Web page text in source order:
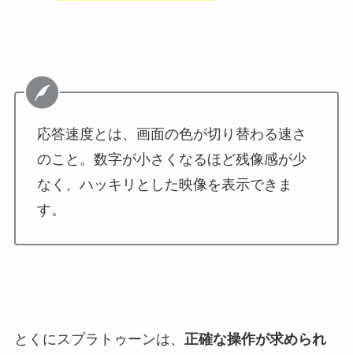
応答速度とは、画面の色が切り替わる速さ
のこと。数字が小さくなるほど残像感が少
なく、ハッキリとした映像を表示できま
す。
とくにスプラトゥーンは、 正確な操作が求められ